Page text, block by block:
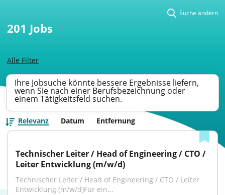
Alle Filter
Suche ändern
201 Jobs
Ihre Jobsuche könnte bessere Ergebnisse liefern,
wenn Sie nach einer Berufsbezeichnung oder
einem Tätigkeitsfeld suchen.
Relevanz Datum Entfernung
Technischer Leiter / Head of Engineering / CTO /
Leiter Entwicklung (m/w/d)
Technischer Leiter / Head of Engineering / CTO / Leiter
Entwicklung (m/w/d)Für ein...